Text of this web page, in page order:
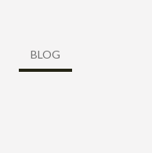
BLOG